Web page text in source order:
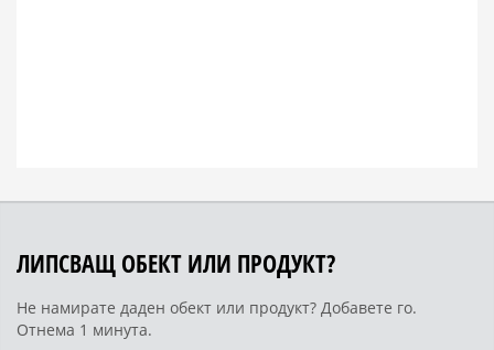
ЛИПСВАЩ ОБЕКТ ИЛИ ПРОДУКТ?
Не намирате даден обект или продукт? Добавете го.
Отнема 1 минута.